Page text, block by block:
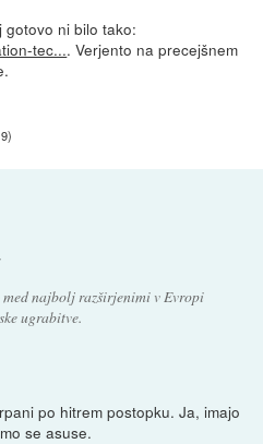
gotovo ni bilo tako:
tec.... Verjento na precejšnem
)
najbolj razširjenimi v Evropi
ugrabitve.
po hitrem postopku. Ja, imajo
se asuse.